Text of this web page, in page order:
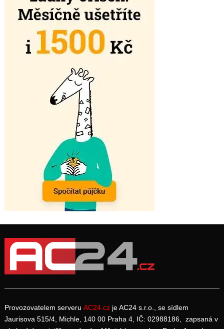
Provozovatelem serveru AC24.cz je AC24 s.r.o., se sídlem
Jaurisova 515/4, Michle, 140 00 Praha 4, IČ: 02988186, zapsaná v